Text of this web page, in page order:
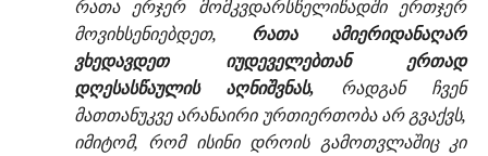
რათა ერჯერ მომკვდარსწელიწადში ერთჯერ
მოვიხსენიებდეთ, რათა ამიერიდანაღარ
ვხედავდეთ იუდეველებთან ერთად
დღესასწაულის აღნიშვნას, რადგან ჩვენ
მათთანუკვე არანაირი ურთიერთობა არ გვაქვს,
იმიტომ, რომ ისინი დროის გამოთვლაშიც კი